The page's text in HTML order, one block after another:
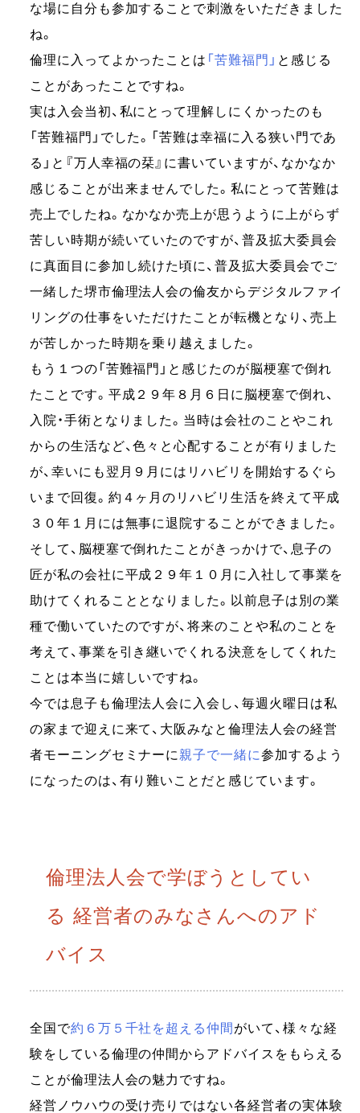
な場に自分も参加することで刺激をいただきました
ね。
倫理に入ってよかったことは 「苦難福門」 と感じる
ことがあったことですね。
実は入会当初、私にとって理解しにくかったのも
「苦難福門」でした。「苦難は幸福に入る狭い門であ
る」と『万人幸福の栞』に書いていますが、なかなか
感じることが出来ませんでした。私にとって苦難は
売上でしたね。なかなか売上が思うように上がらず
苦しい時期が続いていたのですが、普及拡大委員会
に真面目に参加し続けた頃に、普及拡大委員会でご
一緒した堺市倫理法人会の倫友からデジタルファイ
リングの仕事をいただけたことが転機となり、売上
が苦しかった時期を乗り越えました。
もう１つの「苦難福門」と感じたのが脳梗塞で倒れ
たことです。平成２９年８月６日に脳梗塞で倒れ、
入院・手術となりました。当時は会社のことやこれ
からの生活など、色々と心配することが有りました
が、幸いにも翌月９月にはリハビリを開始するぐら
いまで回復。約４ヶ月のリハビリ生活を終えて平成
３０年１月には無事に退院することができました。
そして、脳梗塞で倒れたことがきっかけで、息子の
匠が私の会社に平成２９年１０月に入社して事業を
助けてくれることとなりました。以前息子は別の業
種で働いていたのですが、将来のことや私のことを
考えて、事業を引き継いでくれる決意をしてくれた
ことは本当に嬉しいですね。
今では息子も倫理法人会に入会し、毎週火曜日は私
の家まで迎えに来て、大阪みなと倫理法人会の経営
者モーニングセミナーに 親子で一緒に参加するよう
になったのは、有り難いことだと感じています。
倫理法人会で学ぼうとしてい
る 経営者のみなさんへのアド
バイス
全国で約６万５千社を超える仲間 がいて、様々な経
験をしている倫理の仲間からアドバイスをもらえる
ことが倫理法人会の魅力ですね。
経営ノウハウの受け売りではない各経営者の実体験